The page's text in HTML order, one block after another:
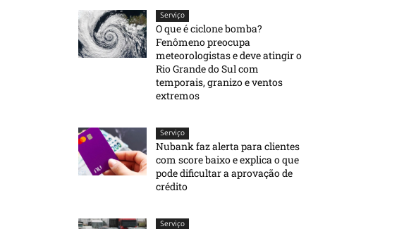
Serviço
O que é ciclone bomba?
Fenômeno preocupa
meteorologistas e deve atingir o
Rio Grande do Sul com
temporais, granizo e ventos
extremos
Serviço
Nubank faz alerta para clientes
com score baixo e explica o que
pode dificultar a aprovação de
crédito
Serviço